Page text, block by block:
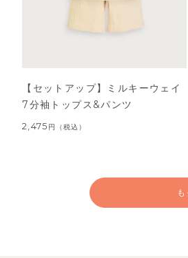
【セットアップ】ミルキーウェイ
7分袖トップス&パンツ
2,475 円 （税込）